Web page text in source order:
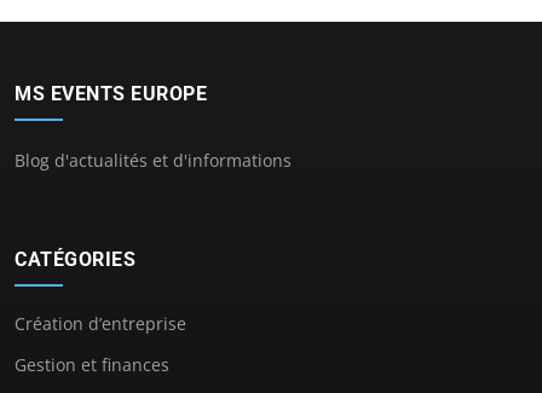
MS EVENTS EUROPE
Blog d'actualités et d'informations
CATÉGORIES
Création d’entreprise
Gestion et finances